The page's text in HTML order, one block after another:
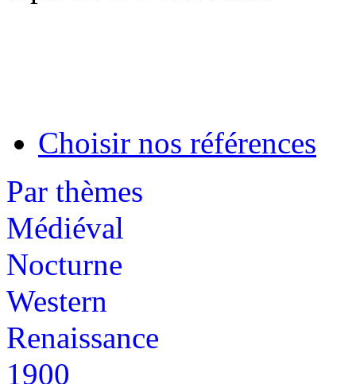
Choisir nos références
Par thèmes
Médiéval
Nocturne
Western
Renaissance
1900